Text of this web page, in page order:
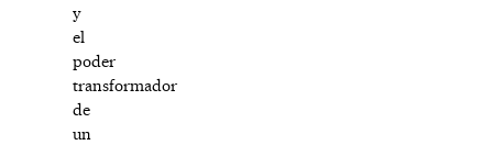
y
el
poder
transformador
de
un